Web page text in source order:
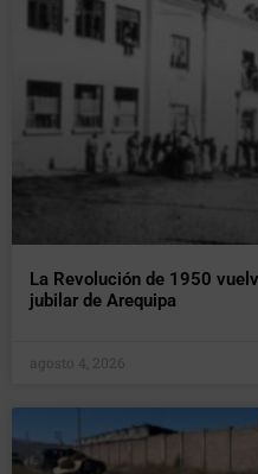
La Revolución de 1950
jubilar de Arequipa
agosto 4, 2026